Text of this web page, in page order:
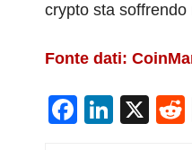
crypto sta
Fonte dati:
F
Li
X